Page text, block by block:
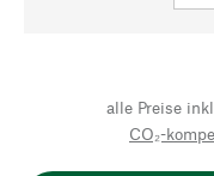
alle Preise
CO₂-